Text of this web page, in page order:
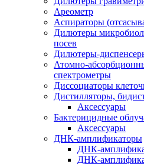
Ареометр
Аспираторы
Дилютеры
посев
Дилютеры-
Атомно-
спектрометры
Диссоциаторы
Дистилляторы,
Аксессуары
Бактерицидные
Аксессуары
ДНК-амплификаторы
ДНК-
ДНК-